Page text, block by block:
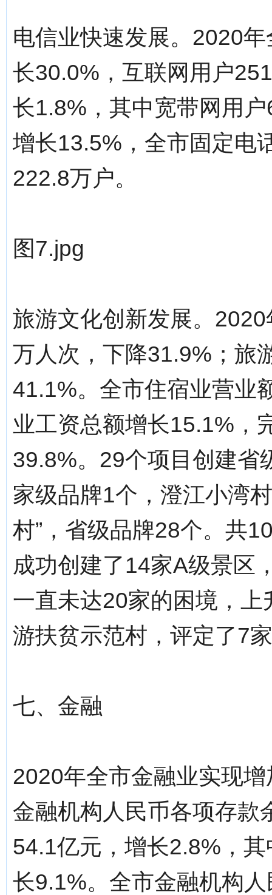
电信业快速发展。2020
长30.0%，互联网用户
长1.8%，其中宽带网用
增长13.5%，全市固定电
222.8万户。
图7.jpg
旅游文化创新发展。
万人次，下降31.9%；旅
41.1%。全市住宿业营业
业工资总额增长15.1%，
39.8%。29个项目创建省
家级品牌1个，澄江小湾
村”，省级品牌28个。共
成功创建了14家A级景区
一直未达20家的困境，
游扶贫示范村，评定了7
七、金融
2020年全市金融业实现
金融机构人民币各项存款
54.1亿元，增长2.8%，
长9.1%。全市金融机构